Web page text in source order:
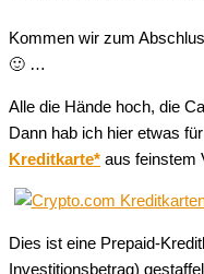
Kommen wir zum
🙂 …
Alle die Hände hoch, die
Dann hab ich hier etwas
Kreditkarte* aus feinstem
Dies ist eine Prepaid-
Investitionsbetrag)